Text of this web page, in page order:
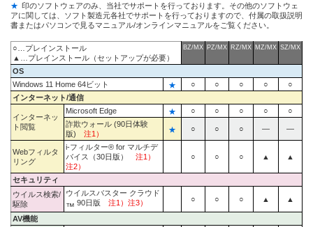
★ 印のソフトウェアのみ、当社でサポートを行っております。その他のソフトウェ
アに関しては、ソフト製造元各社でサポートを行っておりますので、付属の取扱説明
書またはパソコンで見るマニュアル/オンラインマニュアルをご覧ください。
○…プレインストール
▲…プレインストール（セットアップが必要）
BZ/MX PZ/MX RZ/MX MZ/MX SZ/MX
OS
Windows 11 Home 64ビット
★ ○ ○ ○ ○
○
インターネット/通信
インターネッ
ト閲覧
Microsoft Edge ★ ○ ○ ○ ○
○
詐欺ウォール (90日体験
版) 注1）
★ ○ ○ ○ ― ―
Webフィルタ
リング
i-フィルター® for マルチデ
バイス（30日版） 注1）
注2）
○ ○ ○ ▲ ▲
セキュリティ
ウイルス検索/
駆除
ウイルスバスター クラウド
™ 90日版 注1）注3） ○ ○ ○ ▲ ▲
AV機能